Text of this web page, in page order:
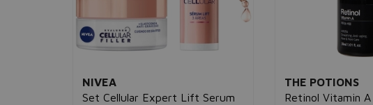
NIVEA
Set Cellular Expert Lift Serum
THE POTIONS
Retinol Vitamin A